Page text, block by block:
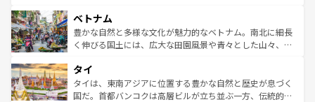
参照してほしい。
容にもいいと評判のスイーツなど、バラエティ豊かな料理
が味わえる。 なお、新着の台湾情報は コンテンツ一覧を参
照してほしい。
き、地方に足を延ばせば四季折々の自然美を楽しむことが
できる。そして、キムチや焼肉、絶品のストリートフード
まで、さまざまな韓国料理が待っている。夜には、韓国な
リティに包まれながら、韓国の多彩な魅力を心ゆくまで味
わってみてほしい。 なお、新着の韓国情報はコンテンツ一
覧を参照してほしい。
ベトナム
豊かな自然と多様な文化が魅力的なベトナム。南北に細長
く伸びる国土には、広大な田園風景や青々とした山々、世
急速な発展と共に伝統が息づく。ハノイの古い町並みやホ
ーチミン市のフランス統治時代の建物も、独特の雰囲気を
醸し出している。また、バラエティの豊かさとおいしさで
タイ
タイは、東南アジアに位置する豊かな自然と歴史が息づく
国だ。首都バンコクは高層ビルが立ち並ぶ一方、伝統的な